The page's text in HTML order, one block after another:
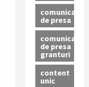
comunicate
de presa
comunicate
de presa
granturi
content
unic